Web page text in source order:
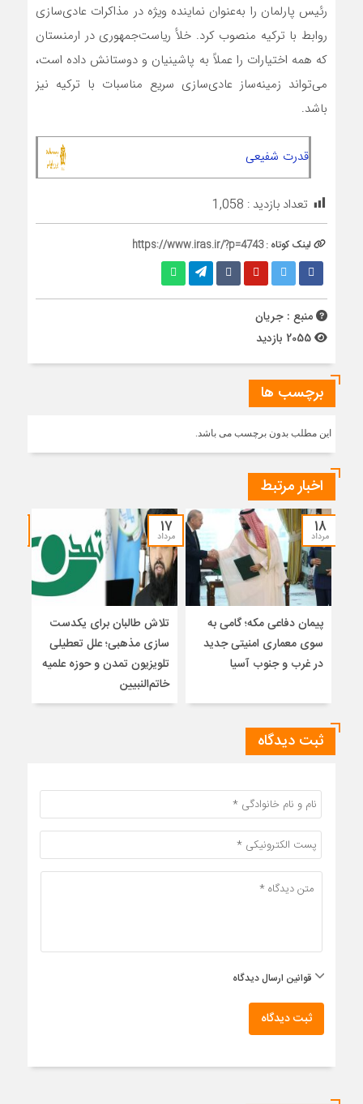
رئیس پارلمان را به‌عنوان نماینده ویژه در مذاکرات عادی‌سازی
روابط با ترکیه منصوب کرد. خلأ ریاست‌جمهوری در ارمنستان
که همه اختیارات را عملاً به پاشینیان و دوستانش داده است،
می‌تواند زمینه‌ساز عادی‌سازی سریع مناسبات با ترکیه نیز
باشد.
قدرت شفیعی
تعداد بازدید : 1,058
لینک کوتاه :https://www.iras.ir/?p=4743
منبع : جریان
برچسب ها
این مطلب بدون برچسب می باشد.
اخبار مرتبط
۱۸
مرداد
پیمان دفاعی مکه؛ گامی به
سوی معماری امنیتی جدید
در غرب و جنوب آسیا
۱۷
مرداد
تلاش طالبان برای یکدست
سازی مذهبی؛ علل تعطیلی
تلویزیون تمدن و حوزه علمیه
خاتم‌النبیین
ثبت دیدگاه
قوانین ارسال دیدگاه
ثبت دیدگاه